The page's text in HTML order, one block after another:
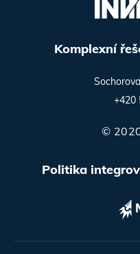
Komplexní
+420
©
Politika